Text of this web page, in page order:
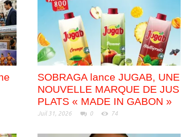
SOBRAGA lance JUGAB, UNE
NOUVELLE MARQUE DE JUS
PLATS « MADE IN GABON »
Juil 31, 2026 0 74